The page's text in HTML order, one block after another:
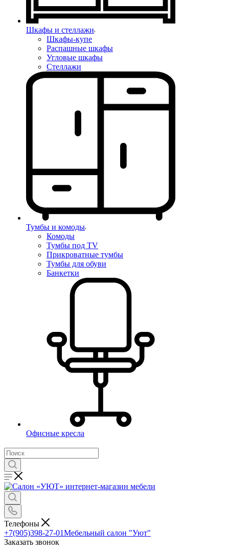
Шкафы и стеллажи
Шкафы-купе
Распашные шкафы
Угловые шкафы
Стеллажи
Тумбы и комоды
Комоды
Тумбы под TV
Прикроватные тумбы
Тумбы для обуви
Банкетки
Офисные кресла
Телефоны
+7(905)398-27-01Мебельный салон "Уют"
Заказать звонок